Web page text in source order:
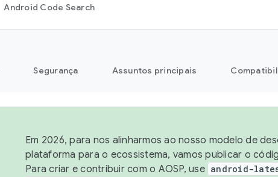
Android Code Search
Segurança Assuntos principais
Em 2026, para nos alinharmos ao nosso modelo de
plataforma para o ecossistema, vamos publicar o
Para criar e contribuir com o AOSP, use android-